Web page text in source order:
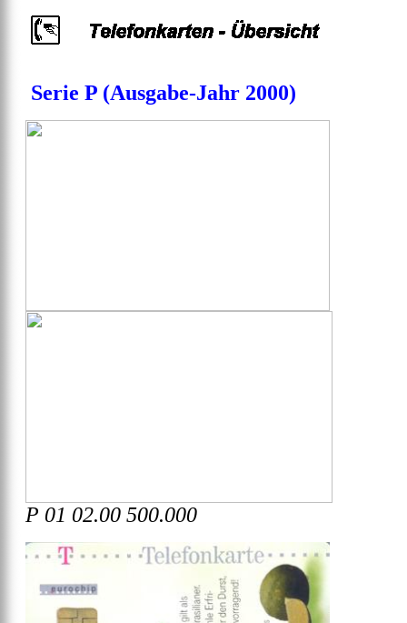
Serie P (Ausgabe-Jahr 2000)
P 01 02.00 500.000